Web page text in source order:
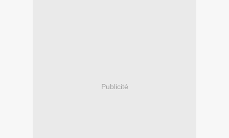
Publicité